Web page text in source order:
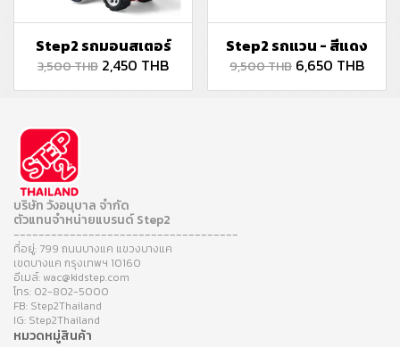
Step2 รถมอนสเตอร์
3,500 THB 2,450 THB
Step2 รถแวน - สีแดง
9,500 THB 6,650 THB
บริษัท วังอนุบาล จำกัด
ตัวแทนจำหน่ายแบรนด์ Step2
------------------------------------
ที่อยู่: 799 ถนนบางแค แขวงบางแค
เขตบางแค กรุงเทพฯ 10160
อีเมล์: wac@kidstep.com
โทร: 02-802-5000
FB: Step2Thailand
IG: Step2Thailand
หมวดหมู่สินค้า